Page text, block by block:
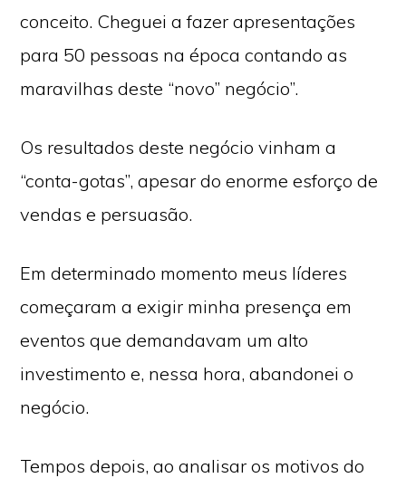
conceito. Cheguei a fazer apresentações
para 50 pessoas na época contando as
maravilhas deste “novo” negócio”.
Os resultados deste negócio vinham a
“conta-gotas”, apesar do enorme esforço de
vendas e persuasão.
Em determinado momento meus líderes
começaram a exigir minha presença em
eventos que demandavam um alto
investimento e, nessa hora, abandonei o
negócio.
Tempos depois, ao analisar os motivos do